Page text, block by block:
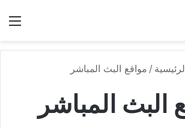
/ مواقع البث المباشر
البث المباشر